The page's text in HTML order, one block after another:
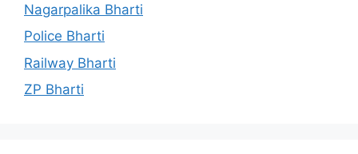
Nagarpalika Bharti
Police Bharti
Railway Bharti
ZP Bharti